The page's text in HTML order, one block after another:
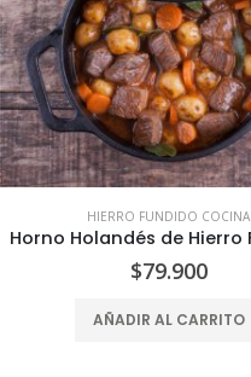
HIERRO FUNDIDO COCINA
$79.900
AÑADIR AL CARRITO